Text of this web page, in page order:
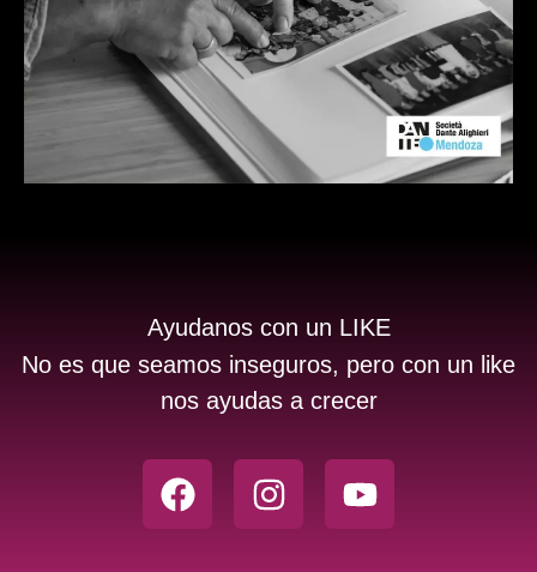
Ayudanos con un LIKE
No es que seamos inseguros, pero con un like
nos ayudas a crecer